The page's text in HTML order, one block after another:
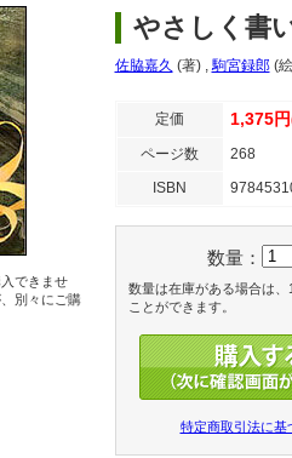
できませ
別々にご購
やさしく書
佐脇嘉久 (著),駒宮録郎 (
定価 1,375円
ページ数 268
ISBN
数量：
数量は在庫がある場合は、
ことができます。
特定商取引法に基